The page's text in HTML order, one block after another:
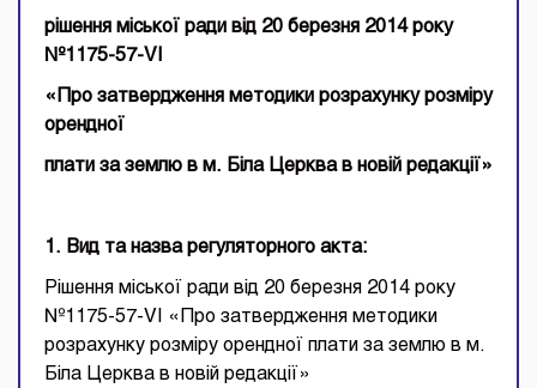
рішення міської ради від 20 березня 2014 року
№1175-57-VI
«Про затвердження методики розрахунку розміру
орендної
плати за землю в м. Біла Церква в новій редакції»
1. Вид та назва регуляторного акта:
Рішення міської ради від 20 березня 2014 року
№1175-57-VI «Про затвердження методики
розрахунку розміру орендної плати за землю в м.
Біла Церква в новій редакції»